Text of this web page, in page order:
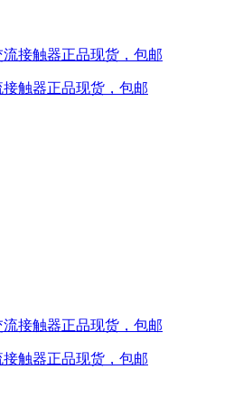
接触器正品现货，包邮
接触器正品现货，包邮